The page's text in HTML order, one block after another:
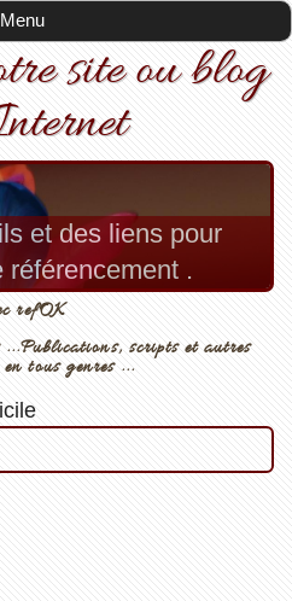
Menu
site ou blog
et des liens pour
référencement .
refOK
...Publications, scripts et autres
tous genres ...